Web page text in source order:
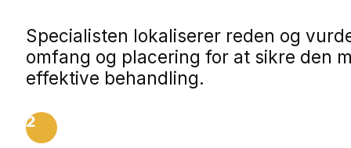
Specialisten lokaliserer reden og
omfang og placering for at sikre den
effektive behandling.
2